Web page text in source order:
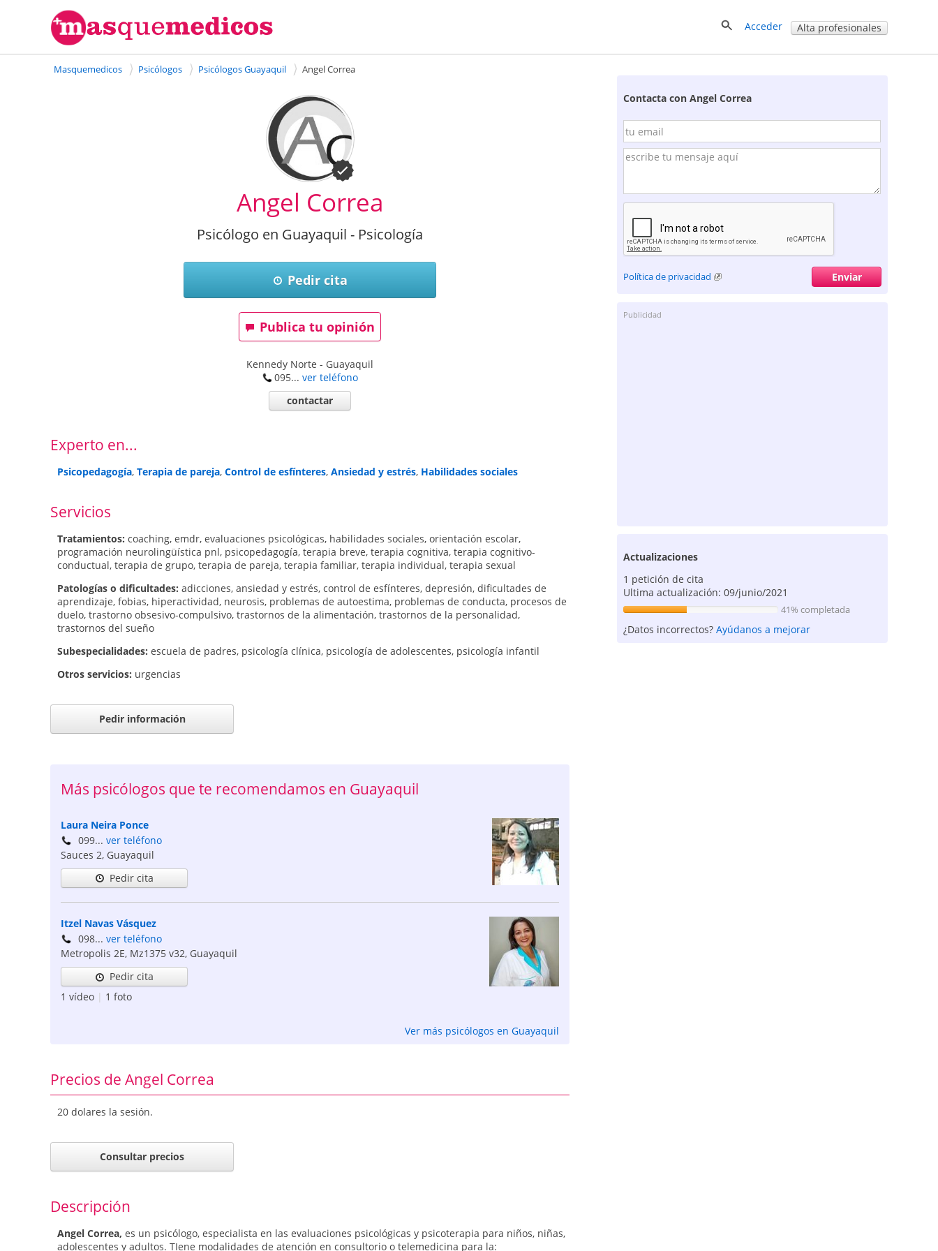
Acceder Alta profesionales
Masquemedicos Psicólogos Psicólogos Guayaquil Angel Correa
Angel Correa
Psicólogo en Guayaquil - Psicología
Pedir cita
Publica tu opinión
Kennedy Norte - Guayaquil
095... ver teléfono
contactar
Experto en...
Psicopedagogía, Terapia de pareja, Control de esfínteres, Ansiedad y estrés, Habilidades sociales
Servicios
Tratamientos: coaching, emdr, evaluaciones psicológicas, habilidades sociales, orientación escolar,
programación neurolingüística pnl, psicopedagogía, terapia breve, terapia cognitiva, terapia cognitivo-
conductual, terapia de grupo, terapia de pareja, terapia familiar, terapia individual, terapia sexual
Patologí­as o dificultades: adicciones, ansiedad y estrés, control de esfínteres, depresión, dificultades de
aprendizaje, fobias, hiperactividad, neurosis, problemas de autoestima, problemas de conducta, procesos de
duelo, trastorno obsesivo-compulsivo, trastornos de la alimentación, trastornos de la personalidad,
trastornos del sueño
Subespecialidades: escuela de padres, psicología clínica, psicología de adolescentes, psicología infantil
Otros servicios: urgencias
Pedir información
Más psicólogos que te recomendamos en Guayaquil
Laura Neira Ponce
099... ver teléfono
Sauces 2, Guayaquil
Pedir cita
Itzel Navas Vásquez
098... ver teléfono
Metropolis 2E, Mz1375 v32, Guayaquil
Pedir cita
1 vídeo | 1 foto
Ver más psicólogos en Guayaquil
Precios de Angel Correa
20 dolares la sesión.
Consultar precios
Descripción
Angel Correa, es un psicólogo, especialista en las evaluaciones psicológicas y psicoterapia para niños, niñas,
adolescentes y adultos. TIene modalidades de atención en consultorio o telemedicina para la:
Contacta con Angel Correa
Política de privacidad
Publicidad
Actualizaciones
1 petición de cita
Ultima actualización: 09/junio/2021
41% completada
¿Datos incorrectos?Ayúdanos a mejorar